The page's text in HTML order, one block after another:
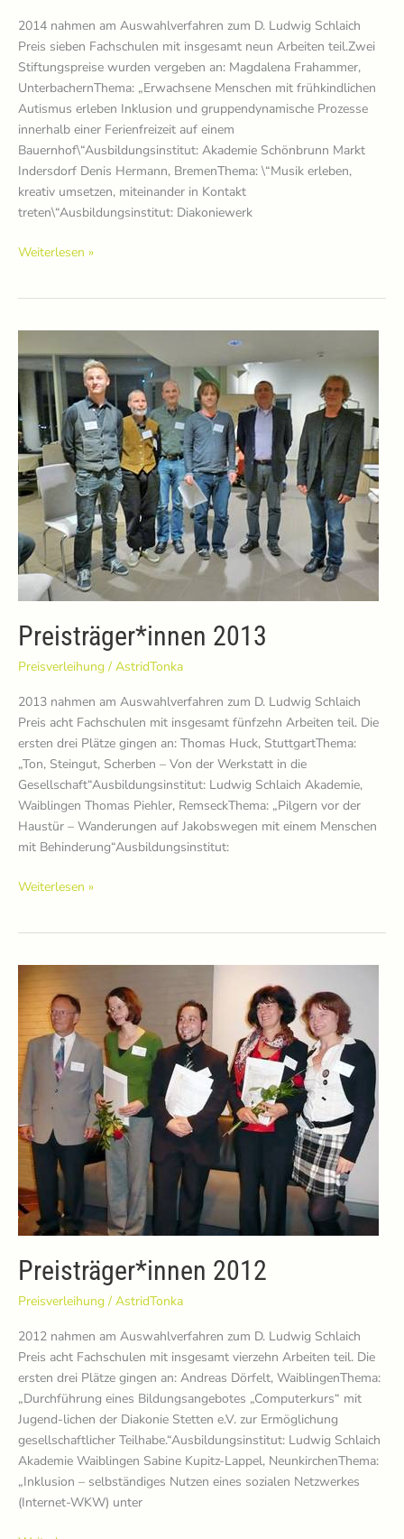
2014 nahmen am Auswahlverfahren zum D. Ludwig Schlaich
Preis sieben Fachschulen mit insgesamt neun Arbeiten teil.Zwei
Stiftungspreise wurden vergeben an: Magdalena Frahammer,
UnterbachernThema: „Erwachsene Menschen mit frühkindlichen
Autismus erleben Inklusion und gruppendynamische Prozesse
innerhalb einer Ferienfreizeit auf einem
Bauernhof\“Ausbildungsinstitut: Akademie Schönbrunn Markt
Indersdorf Denis Hermann, BremenThema: \“Musik erleben,
kreativ umsetzen, miteinander in Kontakt
treten\“Ausbildungsinstitut: Diakoniewerk
Preisträger*innen
Weiterlesen »
Preisträger*innen 2013
Preisverleihung / AstridTonka
2013 nahmen am Auswahlverfahren zum D. Ludwig Schlaich
Preis acht Fachschulen mit insgesamt fünfzehn Arbeiten teil. Die
ersten drei Plätze gingen an: Thomas Huck, StuttgartThema:
„Ton, Steingut, Scherben – Von der Werkstatt in die
Gesellschaft“Ausbildungsinstitut: Ludwig Schlaich Akademie,
Waiblingen Thomas Piehler, RemseckThema: „Pilgern vor der
Haustür – Wanderungen auf Jakobswegen mit einem Menschen
mit Behinderung“Ausbildungsinstitut:
Preisträger*innen
Weiterlesen »
Preisträger*innen 2012
Preisverleihung / AstridTonka
2012 nahmen am Auswahlverfahren zum D. Ludwig Schlaich
Preis acht Fachschulen mit insgesamt vierzehn Arbeiten teil. Die
ersten drei Plätze gingen an: Andreas Dörfelt, WaiblingenThema:
„Durchführung eines Bildungsangebotes „Computerkurs“ mit
Jugend-lichen der Diakonie Stetten e.V. zur Ermöglichung
gesellschaftlicher Teilhabe.“Ausbildungsinstitut: Ludwig Schlaich
Akademie Waiblingen Sabine Kupitz-Lappel, NeunkirchenThema:
„Inklusion – selbständiges Nutzen eines sozialen Netzwerkes
(Internet-WKW) unter